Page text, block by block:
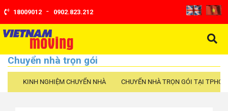
18009012 - 0902.823.212
Chuyển nhà trọn gói
KINH NGHIỆM CHUYỂN NHÀ CHUYỂN NHÀ TRỌN GÓI TẠI TPHCM